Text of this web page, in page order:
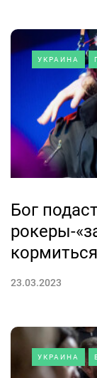
УКРАИНА
Бог
рокеры-
23.03.2023
УКРАИНА